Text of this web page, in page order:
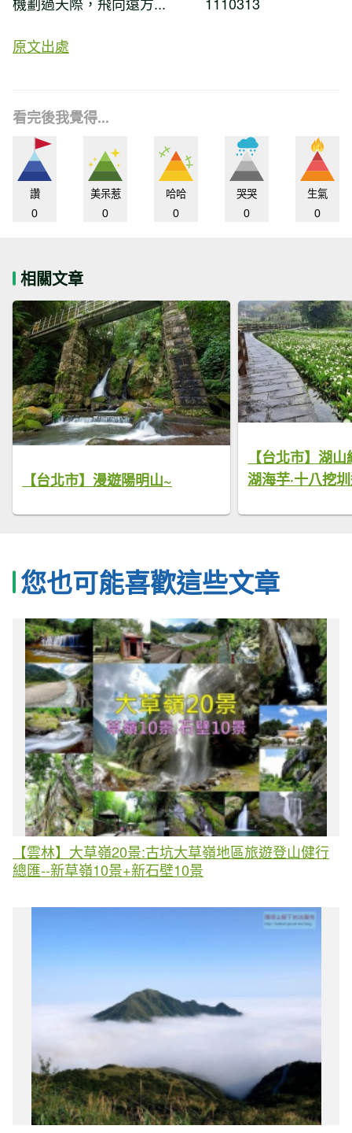
原文出處
看完後我覺得...
讚
0
美呆惹
0
哈哈
0
哭哭
0
生氣
0
相關文章
【台北市】漫遊陽明山~
【台北市】湖
湖海芋·十八挖
您也可能喜歡這些文章
【雲林】大草嶺20景:古坑大草嶺地區旅遊登山健行
總匯--新草嶺10景+新石壁10景